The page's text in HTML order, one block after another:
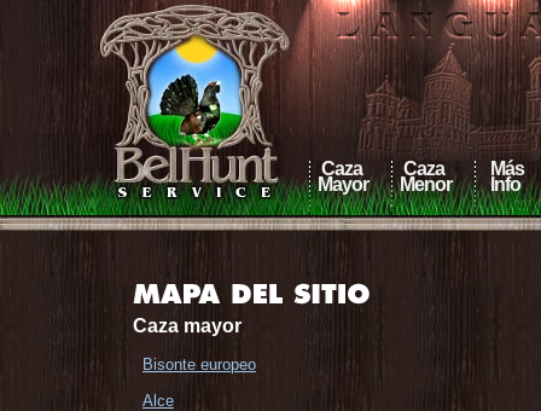
Caza
Mayor
Caza
Menor
Más
Info
Caza mayor
Bisonte europeo
Alce